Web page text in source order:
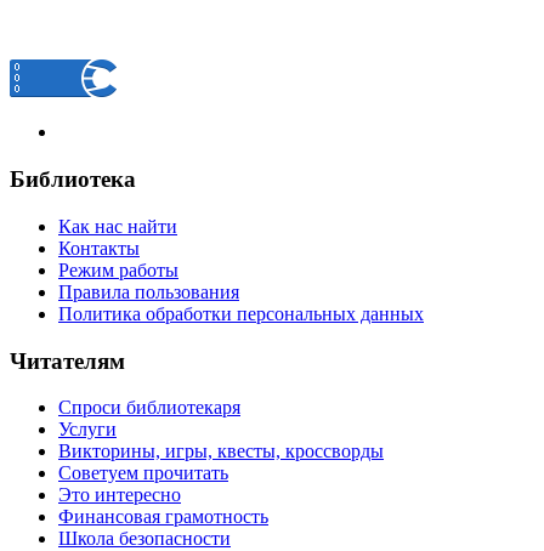
Библиотека
Как нас найти
Контакты
Режим работы
Правила пользования
Политика обработки персональных данных
Читателям
Спроси библиотекаря
Услуги
Викторины, игры, квесты, кроссворды
Советуем прочитать
Это интересно
Финансовая грамотность
Школа безопасности